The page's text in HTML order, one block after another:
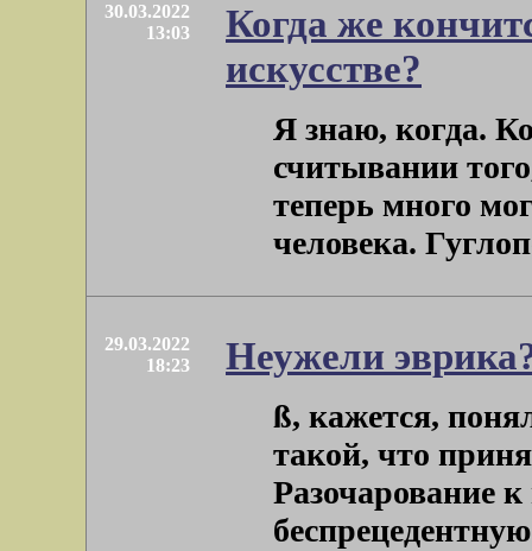
30.03.2022
13:03
Когда же
искусстве?
Я знаю, когда.
считывании
теперь много
человека.
29.03.2022
18:23
Неужели
ß, кажется,
такой, что
Разочарование